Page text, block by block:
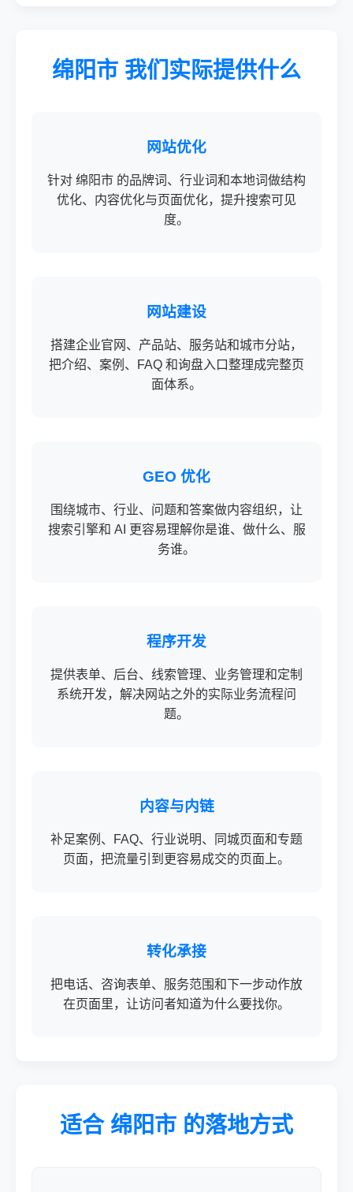
绵阳市 我们实际提供什么
网站优化
针对 绵阳市 的品牌词、行业词和本地词做结构
优化、内容优化与页面优化，提升搜索可见
度。
网站建设
搭建企业官网、产品站、服务站和城市分站，
把介绍、案例、FAQ 和询盘入口整理成完整页
面体系。
GEO 优化
围绕城市、行业、问题和答案做内容组织，让
搜索引擎和 AI 更容易理解你是谁、做什么、服
务谁。
程序开发
提供表单、后台、线索管理、业务管理和定制
系统开发，解决网站之外的实际业务流程问
题。
内容与内链
补足案例、FAQ、行业说明、同城页面和专题
页面，把流量引到更容易成交的页面上。
转化承接
把电话、咨询表单、服务范围和下一步动作放
在页面里，让访问者知道为什么要找你。
适合 绵阳市 的落地方式